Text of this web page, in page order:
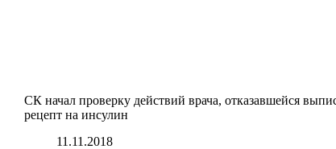
СК начал проверку действий врача, отказавшейся
рецепт на инсулин
11.11.2018